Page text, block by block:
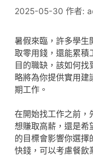
2025-05-30 作者:
暑假來臨，許多學生
取零用錢，還能累積
目的職缺，該如何
略將為你提供實用建
期工作。
在開始找工作之前，
想賺取高薪，還是希
的目標會影響你選擇
快錢，可以考慮餐飲